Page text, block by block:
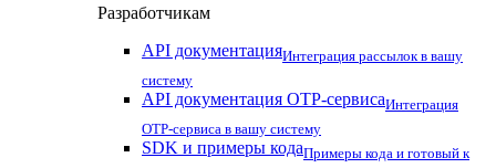
Разработчикам
API документацияИнтеграция рассылок в вашу
систему
API документация OTP-сервисаИнтеграция
OTP-сервиса в вашу систему
SDK и примеры кодаПримеры кода и готовый к